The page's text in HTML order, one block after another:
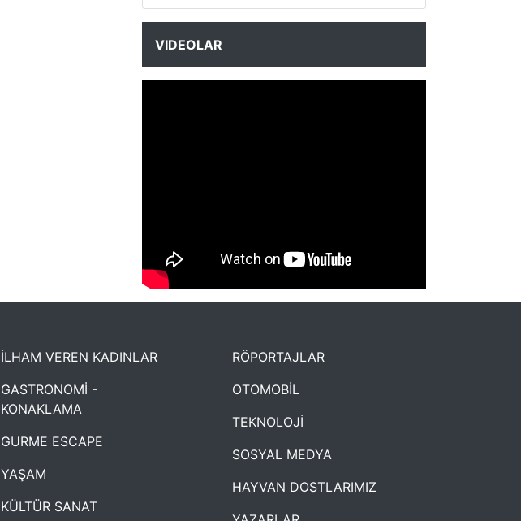
VIDEOLAR
NYXmag 2. Yaş Kutlama Etkinliği
İLHAM VEREN KADINLAR
GASTRONOMİ -
KONAKLAMA
GURME ESCAPE
YAŞAM
KÜLTÜR SANAT
RÖPORTAJLAR
OTOMOBİL
TEKNOLOJİ
SOSYAL MEDYA
HAYVAN DOSTLARIMIZ